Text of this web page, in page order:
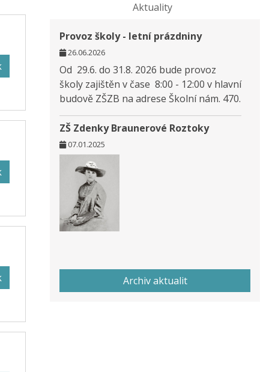
Aktuality
Provoz školy - letní prázdniny
26.06.2026
Od 29.6. do 31.8. 2026 bude provoz
školy zajištěn v čase 8:00 - 12:00 v hlavní
budově ZŠZB na adrese Školní nám. 470.
ZŠ Zdenky Braunerové Roztoky
07.01.2025
Archiv aktualit